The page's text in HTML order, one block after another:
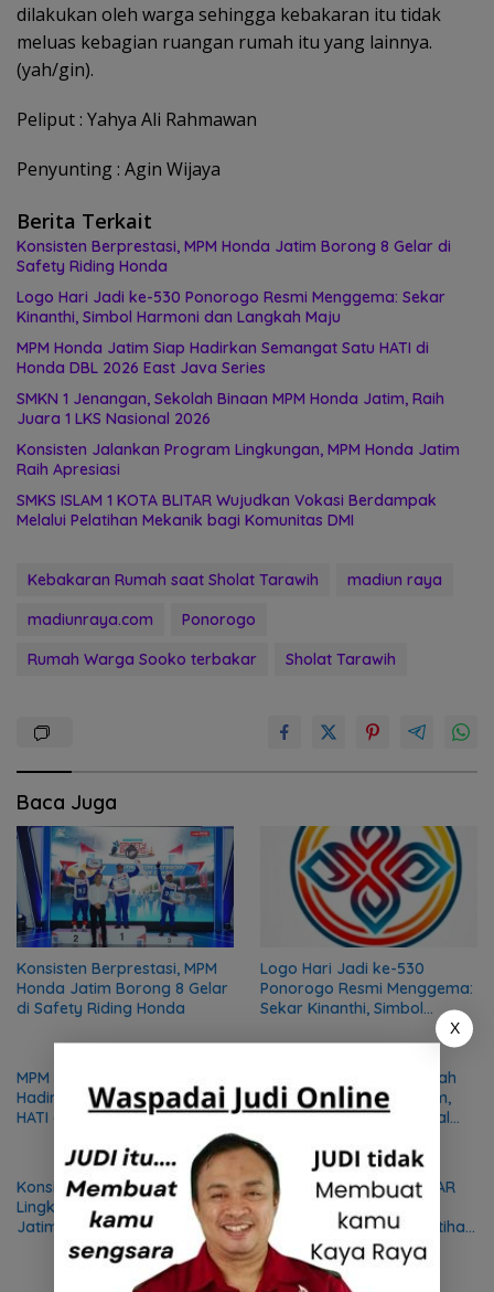
dilakukan oleh warga sehingga kebakaran itu tidak
meluas kebagian ruangan rumah itu yang lainnya.
(yah/gin).
Peliput : Yahya Ali Rahmawan
Penyunting : Agin Wijaya
Berita Terkait
Konsisten Berprestasi, MPM Honda Jatim Borong 8 Gelar di
Safety Riding Honda
Logo Hari Jadi ke-530 Ponorogo Resmi Menggema: Sekar
Kinanthi, Simbol Harmoni dan Langkah Maju
MPM Honda Jatim Siap Hadirkan Semangat Satu HATI di
Honda DBL 2026 East Java Series
SMKN 1 Jenangan, Sekolah Binaan MPM Honda Jatim, Raih
Juara 1 LKS Nasional 2026
Konsisten Jalankan Program Lingkungan, MPM Honda Jatim
Raih Apresiasi
SMKS ISLAM 1 KOTA BLITAR Wujudkan Vokasi Berdampak
Melalui Pelatihan Mekanik bagi Komunitas DMI
Kebakaran Rumah saat Sholat Tarawih
madiun raya
madiunraya.com
Ponorogo
Rumah Warga Sooko terbakar
Sholat Tarawih
Baca Juga
Konsisten Berprestasi, MPM
Honda Jatim Borong 8 Gelar
di Safety Riding Honda
Logo Hari Jadi ke-530
Ponorogo Resmi Menggema:
Sekar Kinanthi, Simbol
Harmoni dan Langkah Maju
MPM Honda Jatim Siap
Hadirkan Semangat Satu
HATI di Honda DBL 2026 East
SMKN 1 Jenangan, Sekolah
Binaan MPM Honda Jatim,
Raih Juara 1 LKS Nasional
Konsisten Jalankan Program
Lingkungan, MPM Honda
Jatim Raih Apresiasi
SMKS ISLAM 1 KOTA BLITAR
Wujudkan Vokasi
Berdampak Melalui Pelatihan
Mekanik bagi Komunitas DMI
X